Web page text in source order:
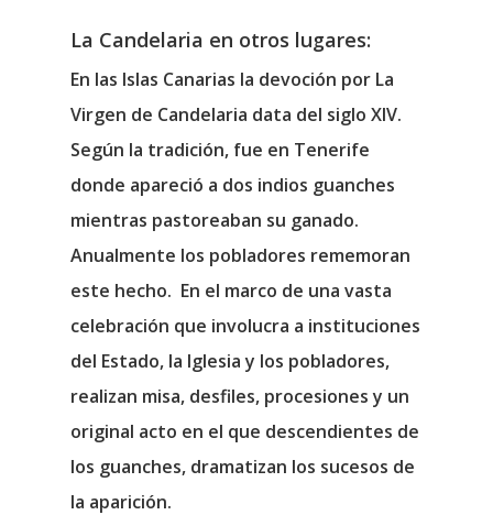
La Candelaria en otros lugares:
En las Islas Canarias la devoción por La
Virgen de Candelaria data del siglo XIV.
Según la tradición, fue en Tenerife
donde apareció a dos indios guanches
mientras pastoreaban su ganado.
Anualmente los pobladores rememoran
este hecho. En el marco de una vasta
celebración que involucra a instituciones
del Estado, la Iglesia y los pobladores,
realizan misa, desfiles, procesiones y un
original acto en el que descendientes de
los guanches, dramatizan los sucesos de
la aparición.